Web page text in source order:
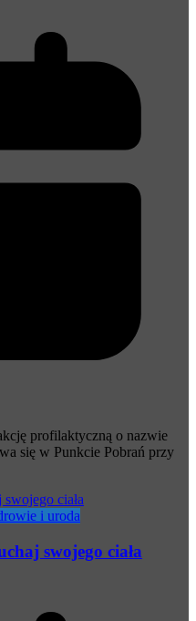
profilaktyczną o nazwie
się w Punkcie Pobrań przy
i uroda
swojego ciała